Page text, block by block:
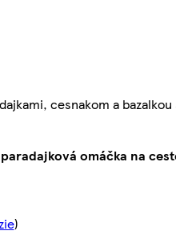
cesnakom a bazalkou
omáčka na
)